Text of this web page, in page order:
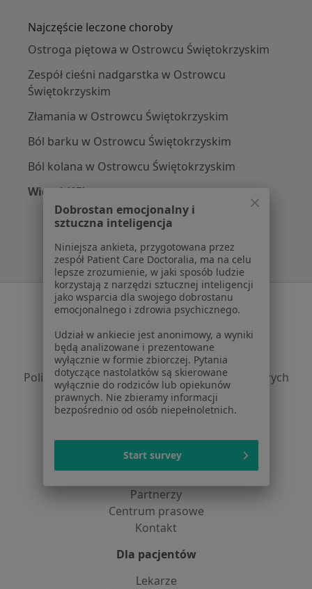
Najczęście leczone choroby
Ostroga piętowa w Ostrowcu Świętokrzyskim
Zespół cieśni nadgarstka w Ostrowcu
Świętokrzyskim
Złamania w Ostrowcu Świętokrzyskim
Ból barku w Ostrowcu Świętokrzyskim
Ból kolana w Ostrowcu Świętokrzyskim
Więcej (15)
Więcej w kategorii: Najczęście leczone
Serwis
Regulamin
Polityka prywatności pacjentów
Polityka prywatności profesjonalistów
Polityka prywatności dla profesjonalistów, których
dane pozyskaliśmy samodzielnie
Polityka cookies
Dostępność
O nas
Partnerzy
Centrum prasowe
Kontakt
Dla pacjentów
Lekarze
Dobrostan emocjonalny i
sztuczna inteligencja
Niniejsza ankieta, przygotowana przez
zespół Patient Care Doctoralia, ma na celu
lepsze zrozumienie, w jaki sposób ludzie
korzystają z narzędzi sztucznej inteligencji
jako wsparcia dla swojego dobrostanu
emocjonalnego i zdrowia psychicznego.
Udział w ankiecie jest anonimowy, a wyniki
będą analizowane i prezentowane
wyłącznie w formie zbiorczej. Pytania
dotyczące nastolatków są skierowane
wyłącznie do rodziców lub opiekunów
prawnych. Nie zbieramy informacji
bezpośrednio od osób niepełnoletnich.
Start survey